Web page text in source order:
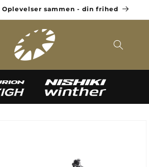
Oplevelser sammen - din frihed